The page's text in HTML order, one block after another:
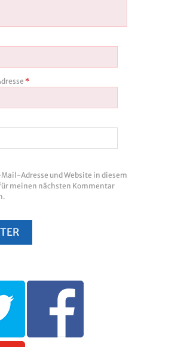
*
Adresse und Website in diesem
meinen nächsten Kommentar